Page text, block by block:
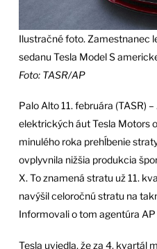
Ilustračné foto. Zamestnanec
sedanu Tesla Model S
Foto: TASR/AP
Palo Alto 11. februára (TASR)
elektrických áut Tesla Motors
minulého roka prehĺbenie
ovplyvnila nižšia produkcia
X. To znamená stratu už 11.
navýšil celoročnú stratu na
Informovali o tom agentúra
Tesla uviedla, že za 4. kvartál